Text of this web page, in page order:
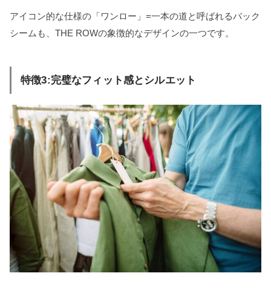
アイコン的な仕様の「ワンロー」=一本の道と呼ばれるバック
シームも、THE ROWの象徴的なデザインの一つです。
特徴3:完璧なフィット感とシルエット